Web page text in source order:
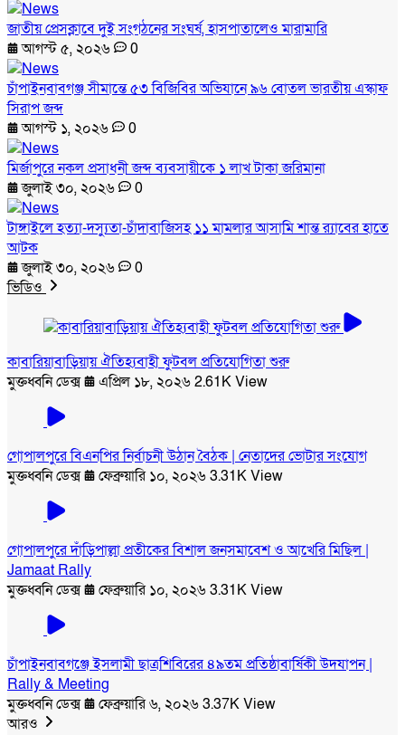
জাতীয় প্রেসক্লাবে দুই সংগঠনের সংঘর্ষ, হাসপাতালেও মারামারি
আগস্ট ৫, ২০২৬
0
চাঁপাইনবাবগঞ্জ সীমান্তে ৫৩ বিজিবির অভিযানে ৯৬ বোতল ভারতীয় এস্কাফ
সিরাপ জব্দ
আগস্ট ১, ২০২৬
0
মির্জাপুরে নকল প্রসাধনী জব্দ ব্যবসায়ীকে ১ লাখ টাকা জরিমানা
জুলাই ৩০, ২০২৬
0
টাঙ্গাইলে হত্যা-দস্যুতা-চাঁদাবাজিসহ ১১ মামলার আসামি শান্ত র‍্যাবের হাতে
আটক
জুলাই ৩০, ২০২৬
0
ভিডিও
কাবারিয়াবাড়িয়ায় ঐতিহ্যবাহী ফুটবল প্রতিযোগিতা শুরু
মুক্তধ্বনি ডেক্স
এপ্রিল ১৮, ২০২৬2.61K View
গোপালপুরে বিএনপির নির্বাচনী উঠান বৈঠক | নেতাদের ভোটার সংযোগ
মুক্তধ্বনি ডেক্স
ফেব্রুয়ারি ১০, ২০২৬3.31K View
গোপালপুরে দাঁড়িপাল্লা প্রতীকের বিশাল জনসমাবেশ ও আখেরি মিছিল |
Jamaat Rally
মুক্তধ্বনি ডেক্স
ফেব্রুয়ারি ১০, ২০২৬3.31K View
চাঁপাইনবাবগঞ্জে ইসলামী ছাত্রশিবিরের ৪৯তম প্রতিষ্ঠাবার্ষিকী উদযাপন |
Rally & Meeting
মুক্তধ্বনি ডেক্স
ফেব্রুয়ারি ৬, ২০২৬3.37K View
আরও